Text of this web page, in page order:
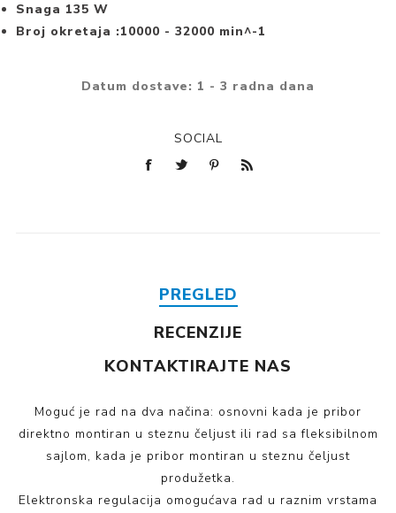
Snaga 135 W
Broj okretaja :10000 - 32000 min^-1
Datum dostave: 1 - 3 radna dana
SOCIAL
PREGLED
RECENZIJE
KONTAKTIRAJTE NAS
Moguć je rad na dva načina: osnovni kada je pribor
direktno montiran u steznu čeljust ili rad sa fleksibilnom
sajlom, kada je pribor montiran u steznu čeljust
produžetka.
Elektronska regulacija omogućava rad u raznim vrstama